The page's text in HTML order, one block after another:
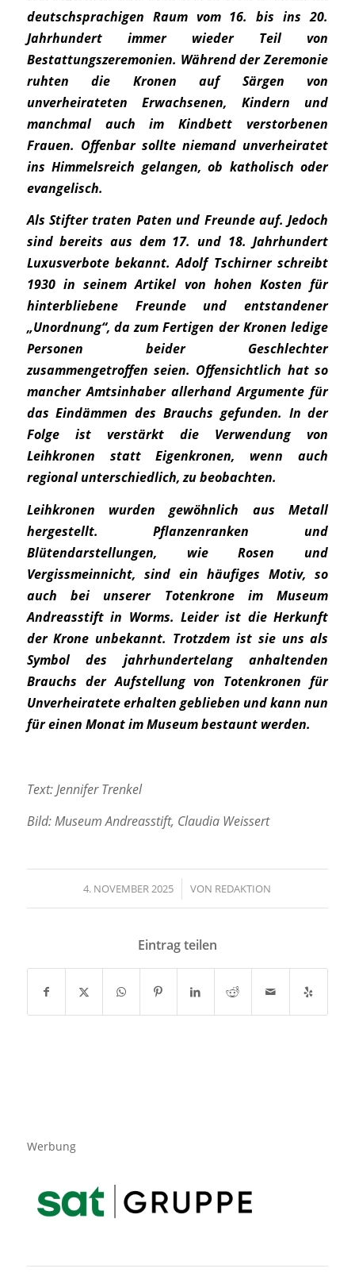
deutschsprachigen Raum vom 16. bis ins 20.
Jahrhundert immer wieder Teil von
Bestattungszeremonien. Während der Zeremonie
ruhten die Kronen auf Särgen von
unverheirateten Erwachsenen, Kindern und
manchmal auch im Kindbett verstorbenen
Frauen. Offenbar sollte niemand unverheiratet
ins Himmelsreich gelangen, ob katholisch oder
evangelisch.
Als Stifter traten Paten und Freunde auf. Jedoch
sind bereits aus dem 17. und 18. Jahrhundert
Luxusverbote bekannt. Adolf Tschirner schreibt
1930 in seinem Artikel von hohen Kosten für
hinterbliebene Freunde und entstandener
„Unordnung“, da zum Fertigen der Kronen ledige
Personen beider Geschlechter
zusammengetroffen seien. Offensichtlich hat so
mancher Amtsinhaber allerhand Argumente für
das Eindämmen des Brauchs gefunden. In der
Folge ist verstärkt die Verwendung von
Leihkronen statt Eigenkronen, wenn auch
regional unterschiedlich, zu beobachten.
Leihkronen wurden gewöhnlich aus Metall
hergestellt. Pflanzenranken und
Blütendarstellungen, wie Rosen und
Vergissmeinnicht, sind ein häufiges Motiv, so
auch bei unserer Totenkrone im Museum
Andreasstift in Worms. Leider ist die Herkunft
der Krone unbekannt. Trotzdem ist sie uns als
Symbol des jahrhundertelang anhaltenden
Brauchs der Aufstellung von Totenkronen für
Unverheiratete erhalten geblieben und kann nun
für einen Monat im Museum bestaunt werden.
Text: Jennifer Trenkel
Bild: Museum Andreasstift, Claudia Weissert
4. NOVEMBER 2025
/ VON REDAKTION
Eintrag teilen
Werbung